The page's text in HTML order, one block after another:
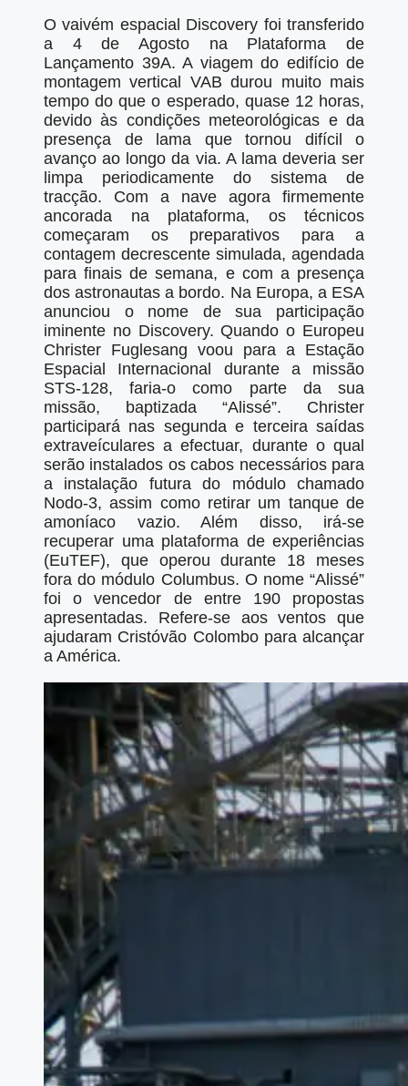
O vaivém espacial Discovery foi transferido
a 4 de Agosto na Plataforma de
Lançamento 39A. A viagem do edifício de
montagem vertical VAB durou muito mais
tempo do que o esperado, quase 12 horas,
devido às condições meteorológicas e da
presença de lama que tornou difícil o
avanço ao longo da via. A lama deveria ser
limpa periodicamente do sistema de
tracção. Com a nave agora firmemente
ancorada na plataforma, os técnicos
começaram os preparativos para a
contagem decrescente simulada, agendada
para finais de semana, e com a presença
dos astronautas a bordo. Na Europa, a ESA
anunciou o nome de sua participação
iminente no Discovery. Quando o Europeu
Christer Fuglesang voou para a Estação
Espacial Internacional durante a missão
STS-128, faria-o como parte da sua
missão, baptizada “Alissé”. Christer
participará nas segunda e terceira saídas
extraveículares a efectuar, durante o qual
serão instalados os cabos necessários para
a instalação futura do módulo chamado
Nodo-3, assim como retirar um tanque de
amoníaco vazio. Além disso, irá-se
recuperar uma plataforma de experiências
(EuTEF), que operou durante 18 meses
fora do módulo Columbus. O nome “Alissé”
foi o vencedor de entre 190 propostas
apresentadas. Refere-se aos ventos que
ajudaram Cristóvão Colombo para alcançar
a América.